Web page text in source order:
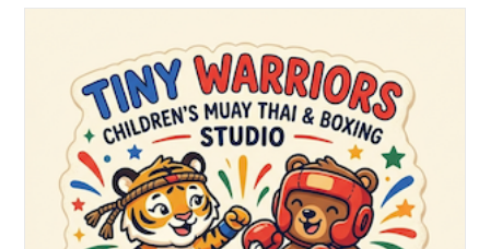
暑
期
班
(玥
玥
兒
童
運
動)